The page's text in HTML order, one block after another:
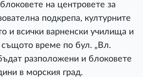
на центровете за
подкрепа, културните
и всички варненски училища и
същото време по бул. „Вл.
разположени и блоковете
в морския град.